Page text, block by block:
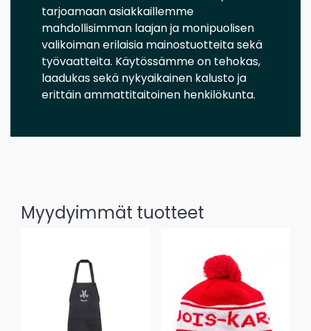
tarjoamaan asiakkaillemme
mahdollisimman laajan ja monipuolisen
valikoiman erilaisia mainostuotteita sekä
työvaatteita. Käytössämme on tehokas,
laadukas sekä nykyaikainen kalusto ja
erittäin ammattitaitoinen henkilökunta.
Myydyimmät tuotteet